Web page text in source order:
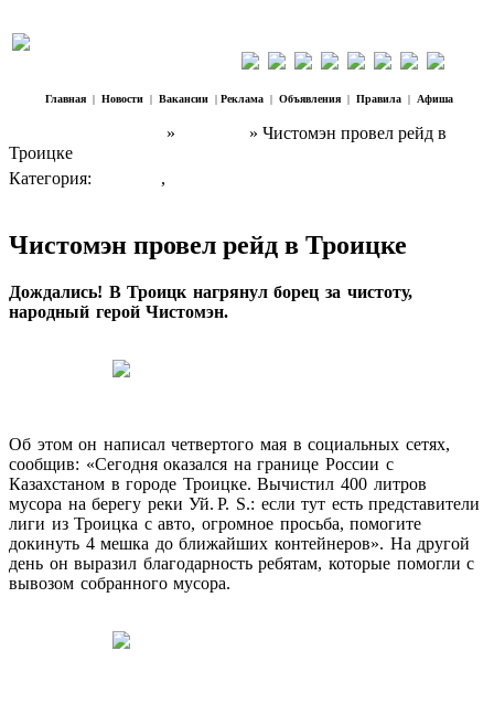
Главная | Новости | Вакансии | Реклама | Объявления | Правила | Афиша
»
» Чистомэн провел рейд в
Троицке
Категория:
,
Чистомэн провел рейд в Троицке
Дождались! В Троицк нагрянул борец за чистоту,
народный герой Чистомэн.
Об этом он написал четвертого мая в социальных сетях,
сообщив: «Сегодня оказался на границе России с
Казахстаном в городе Троицке. Вычистил 400 литров
мусора на берегу реки Уй. P. S.: если тут есть представители
лиги из Троицка с авто, огромное просьба, помогите
докинуть 4 мешка до ближайших контейнеров». На другой
день он выразил благодарность ребятам, которые помогли с
вывозом собранного мусора.